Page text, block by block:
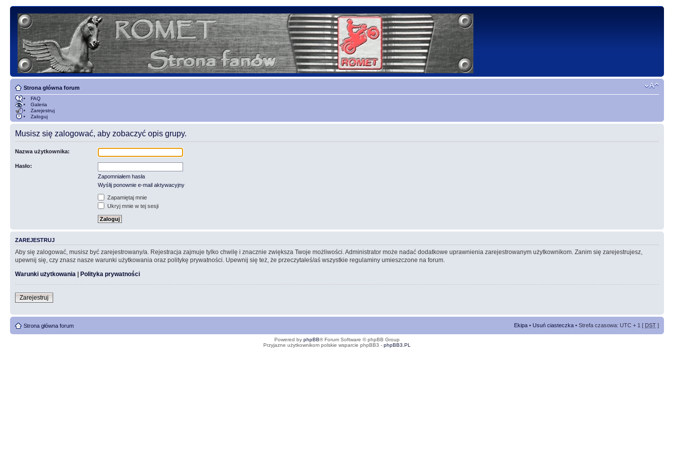
Strona główna forum
FAQ
Galeria
Zarejestruj
Zaloguj
Musisz się zalogować, aby zobaczyć opis grupy.
Nazwa użytkownika:
Hasło:
Zapomniałem hasła
Wyślij ponownie e-mail aktywacyjny
Zapamiętaj mnie
Ukryj mnie w tej sesji
ZAREJESTRUJ
Aby się zalogować, musisz być zarejestrowany/a. Rejestracja zajmuje tylko chwilę i znacznie zwiększa Twoje możliwości. Administrator może nadać dodatkowe uprawnienia zarejestrowanym użytkownikom. Zanim się zarejestrujesz,
upewnij się, czy znasz nasze warunki użytkowania oraz politykę prywatności. Upewnij się też, że przeczytałeś/aś wszystkie regulaminy umieszczone na forum.
Warunki użytkowania | Polityka prywatności
Zarejestruj
Strona główna forum Ekipa • Usuń ciasteczka • Strefa czasowa: UTC + 1 [ DST ]
Powered by phpBB® Forum Software © phpBB Group
Przyjazne użytkownikom polskie wsparcie phpBB3 - phpBB3.PL